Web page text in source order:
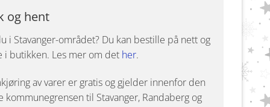
og hent
i Stavanger-området? Du kan bestille på nett og
i butikken. Les mer om det her.
av varer er gratis og gjelder innenfor den
kommunegrensen til Stavanger, Randaberg og